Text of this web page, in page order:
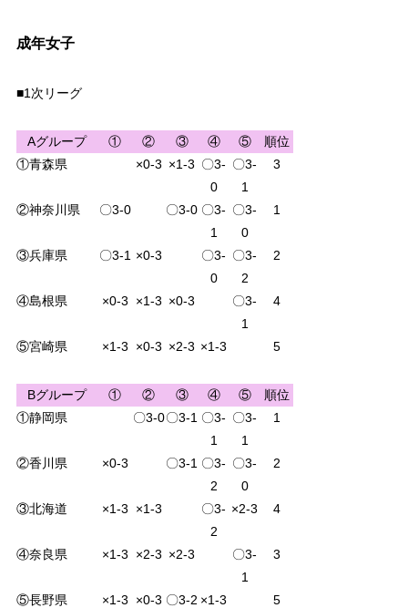
成年女子
■1次リーグ
Aグループ ① ② ③ ④ ⑤
順位
①青森県
×0-3 ×1-3 〇3-
0
〇3-
1
3
②神奈川県 〇3-0 〇3-0 〇3-
1
〇3-
0
1
③兵庫県 〇3-1 ×0-3
〇3-
0
〇3-
2
2
④島根県 ×0-3 ×1-3 ×0-3
〇3-
1
4
⑤宮崎県 ×1-3 ×0-3 ×2-3 ×1-3 5
Bグループ ① ② ③ ④ ⑤
順位
①静岡県
〇3-0〇3-1 〇3-
1
〇3-
1
1
②香川県 ×0-3 〇3-1 〇3-
2
〇3-
0
2
③北海道 ×1-3 ×1-3
〇3-
2
×2-3 4
④奈良県 ×1-3 ×2-3 ×2-3
〇3-
1
3
⑤長野県 ×1-3 ×0-3 〇3-2 ×1-3 5